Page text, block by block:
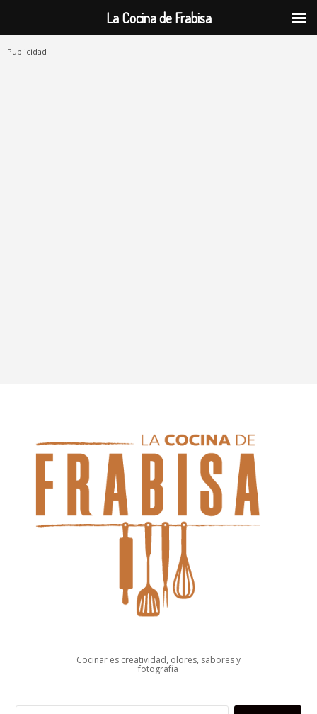
Publicidad
Cocinar es creatividad, olores, sabores y
fotografía
La Cocina de Frabisa